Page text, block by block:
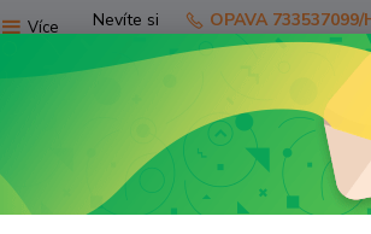
Více
Nevíte si
rady?
Zavolejte.
OPAVA